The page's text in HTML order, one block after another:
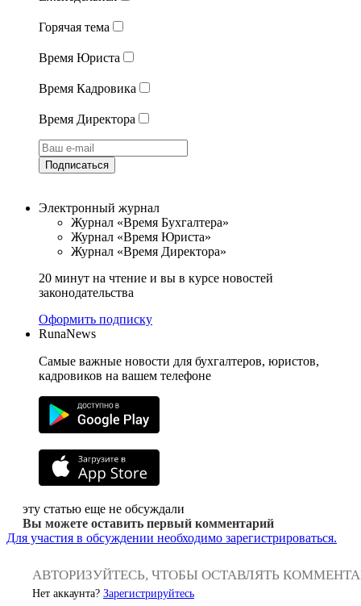
Горячая тема
Время Юриста
Время Кадровика
Время Директора
Подписаться
Электронный журнал
Журнал «Время Бухгалтера»
Журнал «Время Юриста»
Журнал «Время Директора»
20 минут на чтение и вы в курсе новостей
законодательства
Оформить подписку
RunaNews
Самые важные новости для бухгалтеров, юристов,
кадровиков на вашем телефоне
эту статью еще не обсуждали
Вы можете оставить первый комментарий
Для участия в обсуждении необходимо зарегистрироваться.
АВТОРИЗУЙТЕСЬ, ЧТОБЫ ОСТАВЛЯТЬ
Нет аккаунта? Зарегистрируйтесь